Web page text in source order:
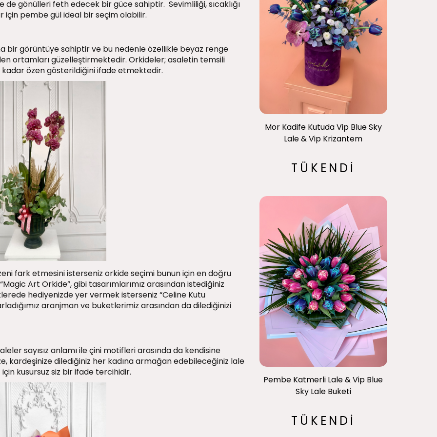
de gönülleri feth edecek bir güce sahiptir. Sevimliliği, sıcaklığı
için pembe gül ideal bir seçim olabilir.
bir görüntüye sahiptir ve bu nedenle özellikle beyaz renge
ortamları güzelleştirmektedir. Orkideler; asaletin temsili
özen gösterildiğini ifade etmektedir.
fark etmesini isterseniz orkide seçimi bunun için en doğru
Art Orkide”, gibi tasarımlarımız arasından istediğiniz
hediyenizde yer vermek isterseniz “Celine Kutu
aranjman ve buketlerimiz arasından da dilediğinizi
sayısız anlamı ile çini motifleri arasında da kendisine
kardeşinize dilediğiniz her kadına armağan edebileceğiniz lale
kusursuz siz bir ifade tercihidir.
Mor Kadife Kutuda Vip Blue Sky
Lale & Vip Krizantem
TÜKENDİ
Pembe Katmerli Lale & Vip Blue
Sky Lale Buketi
TÜKENDİ